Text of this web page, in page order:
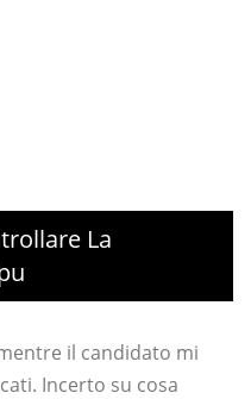
La
il candidato mi
Incerto su cosa